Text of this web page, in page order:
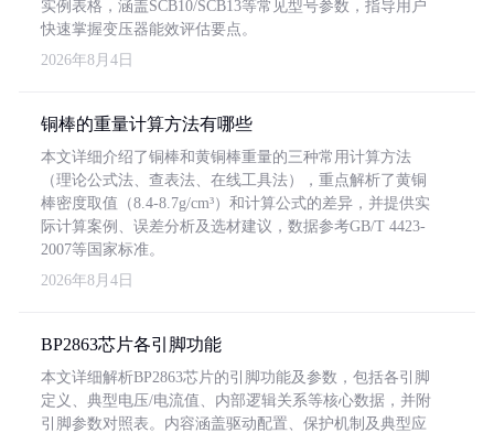
实例表格，涵盖SCB10/SCB13等常见型号参数，指导用户
快速掌握变压器能效评估要点。
2026年8月4日
铜棒的重量计算方法有哪些
本文详细介绍了铜棒和黄铜棒重量的三种常用计算方法
（理论公式法、查表法、在线工具法），重点解析了黄铜
棒密度取值（8.4-8.7g/cm³）和计算公式的差异，并提供实
际计算案例、误差分析及选材建议，数据参考GB/T 4423-
2007等国家标准。
2026年8月4日
BP2863芯片各引脚功能
本文详细解析BP2863芯片的引脚功能及参数，包括各引脚
定义、典型电压/电流值、内部逻辑关系等核心数据，并附
引脚参数对照表。内容涵盖驱动配置、保护机制及典型应